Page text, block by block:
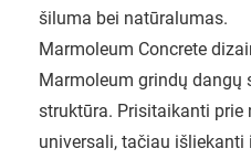
šiluma bei natūralumas.
Marmoleum Concrete
Marmoleum grindų dangų
struktūra. Prisitaikanti prie
universali, tačiau